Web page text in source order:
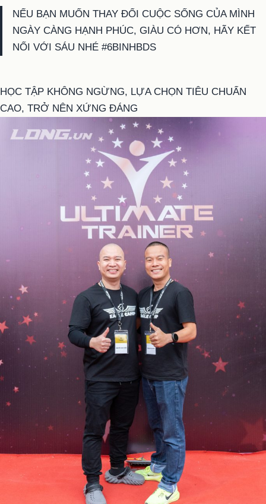
NẾU BẠN MUỐN THAY ĐỔI CUỘC SỐNG CỦA MÌNH
NGÀY CÀNG HẠNH PHÚC, GIÀU CÓ HƠN, HÃY KẾT
NỐI VỚI SÁU NHÉ #6BINHBDS
HỌC TẬP KHÔNG NGỪNG, LỰA CHỌN TIÊU CHUẨN
CAO, TRỞ NÊN XỨNG ĐÁNG